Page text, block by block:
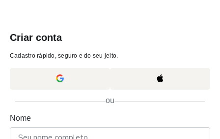
Criar conta
Cadastro rápido, seguro e do seu jeito.
ou
Nome